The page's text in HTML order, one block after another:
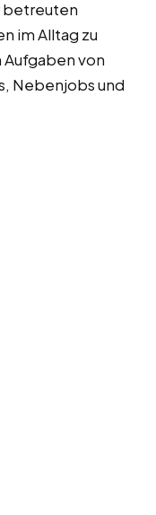
betreuten
im Alltag zu
von
Nebenjobs und